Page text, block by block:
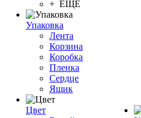
+ ЕЩЕ
Упаковка
Лента
Корзина
Коробка
Пленка
Сердце
Ящик
Цвет